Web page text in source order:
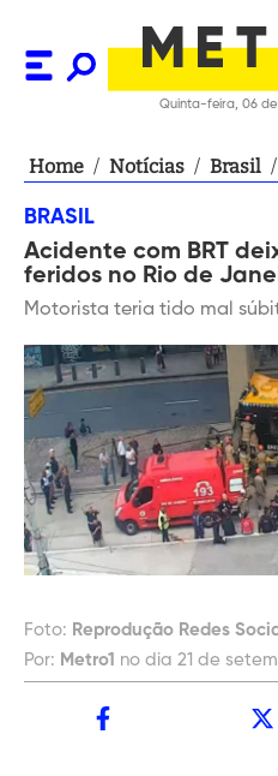
Quinta-feira, 06
Home / Notícias / Brasil /
BRASIL
Acidente com BRT
feridos no Rio de
Motorista teria tido mal
Foto: Reprodução Redes
Por: Metro1 no dia 21 de